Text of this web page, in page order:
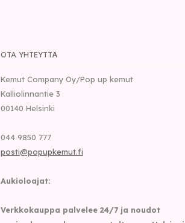
OTA YHTEYTTÄ
Kemut Company Oy/Pop up kemut
Kalliolinnantie 3
00140 Helsinki
044 9850 777
posti@popupkemut.fi
Aukioloajat:
Verkkokauppa palvelee 24/7 ja noudot